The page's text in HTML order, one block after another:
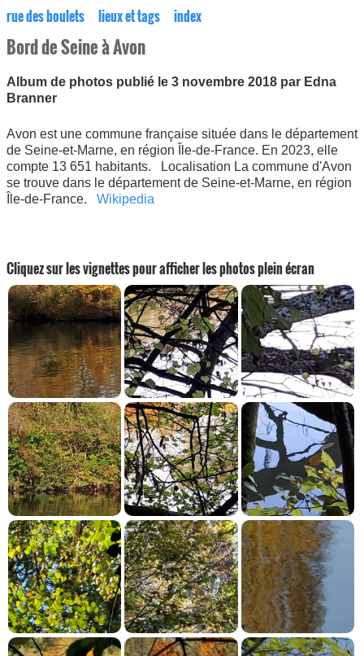
rue des boulets lieux et tags index
Bord de Seine à Avon
Album de photos publié le 3 novembre 2018 par Edna
Branner
Avon est une commune française située dans le département
de Seine-et-Marne, en région Île-de-France. En 2023, elle
compte 13 651 habitants. Localisation La commune d'Avon
se trouve dans le département de Seine-et-Marne, en région
Île-de-France. Wikipedia
Cliquez sur les vignettes pour afficher les photos plein écran